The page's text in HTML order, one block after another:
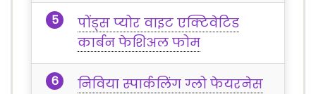
पोंड्स प्योर वाइट एक्टिवेटिड
कार्बन फेशिअल फोम
निविया स्पार्कलिंग ग्लो फेयरनेस